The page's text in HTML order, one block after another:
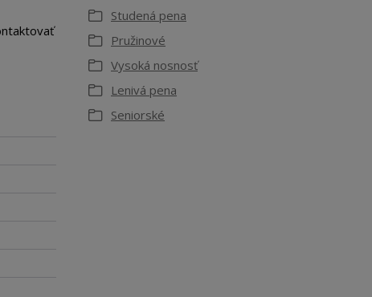
Studená pena
Pružinové
Vysoká nosnosť
Lenivá pena
Seniorské